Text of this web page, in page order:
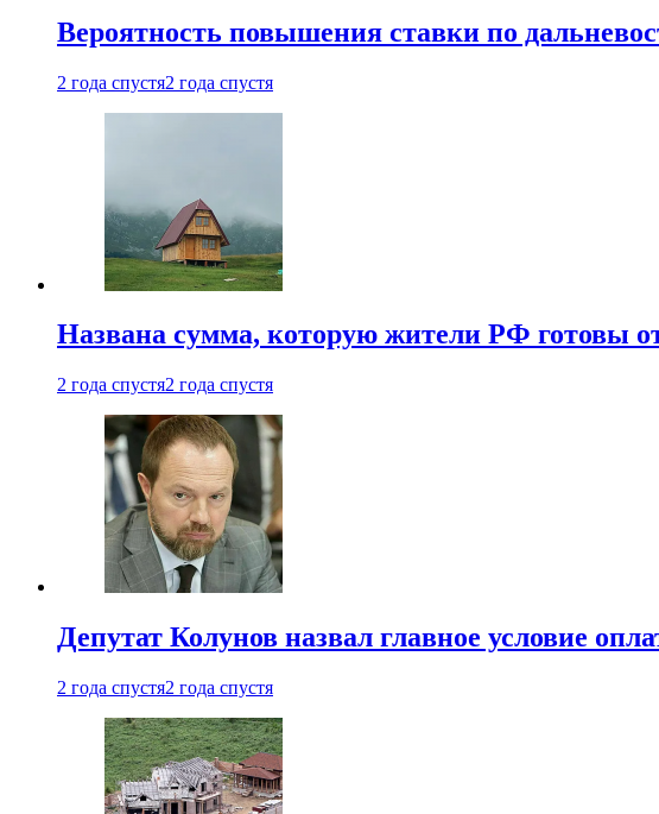
Вероятность повышения ставки по
2 года спустя2 года спустя
Названа сумма, которую жители РФ готовы
2 года спустя2 года спустя
Депутат Колунов назвал главное условие
2 года спустя2 года спустя